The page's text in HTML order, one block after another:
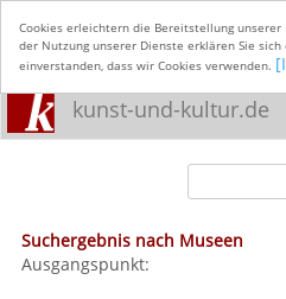
Cookies erleichtern die Bereitstellung
der Nutzung unserer Dienste erklären Sie sich
einverstanden, dass wir Cookies verwenden.
kunst-und-kultur.de
Suchergebnis nach Museen
Ausgangspunkt: